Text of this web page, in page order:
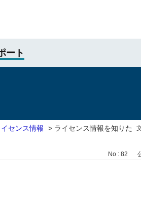
ート
センス情報 > ライセンス情報を知りた
No : 82